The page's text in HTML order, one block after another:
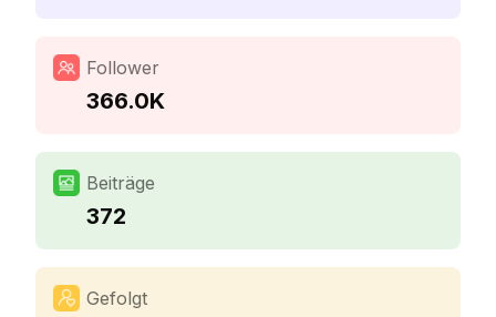
Follower
366.0K
Beiträge
372
Gefolgt